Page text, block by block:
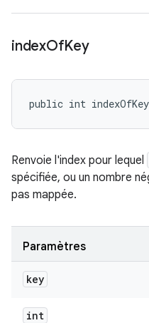
indexOfKey
public int
Renvoie l'index pour lequel
spécifiée, ou un nombre
pas mappée.
Paramètres
key
int